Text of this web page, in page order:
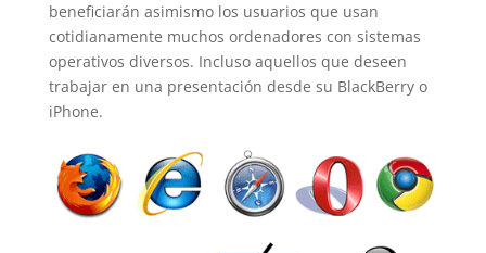
beneficiarán asimismo los usuarios que usan
cotidianamente muchos ordenadores con sistemas
operativos diversos. Incluso aquellos que deseen
trabajar en una presentación desde su BlackBerry o
iPhone.